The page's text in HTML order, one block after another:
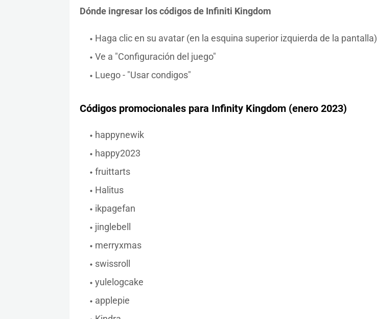
Dónde ingresar los códigos de Infiniti Kingdom
Haga clic en su avatar (en la esquina superior izquierda de la pantalla)
Ve a "Configuración del juego"
Luego - "Usar condigos"
Códigos promocionales para Infinity Kingdom (enero 2023)
happynewik
happy2023
fruittarts
Halitus
ikpagefan
jinglebell
merryxmas
swissroll
yulelogcake
applepie